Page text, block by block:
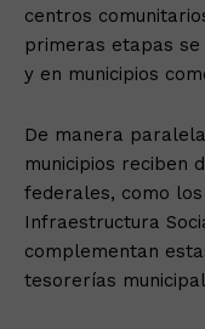
centros
primeras etapas
y en municipios
De manera
municipios reciben
federales, como
Infraestructura
complementan
tesorerías